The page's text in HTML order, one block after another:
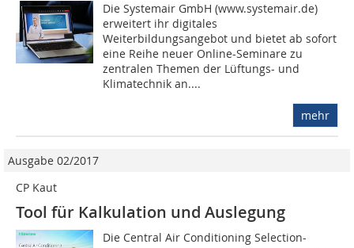
Die Systemair GmbH (www.systemair.de)
erweitert ihr digitales
Weiterbildungsangebot und bietet ab sofort
eine Reihe neuer Online-Seminare zu
zentralen Themen der Lüftungs- und
Klimatechnik an....
mehr
Ausgabe 02/2017
CP Kaut
Tool für Kalkulation und Auslegung
Die Central Air Conditioning Selection-